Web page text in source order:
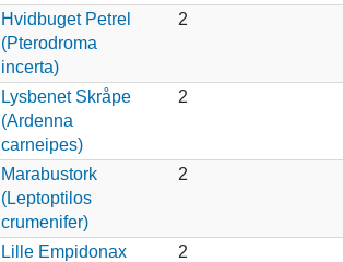
Hvidbuget Petrel
(Pterodroma
incerta)
2
Lysbenet Skråpe
(Ardenna
carneipes)
2
Marabustork
(Leptoptilos
crumenifer)
2
Lille Empidonax
2